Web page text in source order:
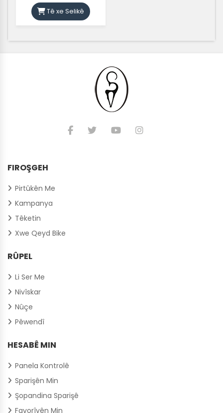
Tê xe Selikê
FIROŞGEH
Pirtûkên Me
Kampanya
Têketin
Xwe Qeyd Bike
RÛPEL
Li Ser Me
Nivîskar
Nûçe
Pêwendî
HESABÊ MIN
Panela Kontrolê
Sparişên Min
Şopandina Sparişê
Favorîyên Min